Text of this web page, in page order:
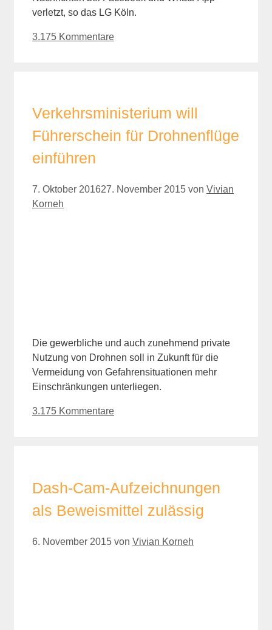
verletzt, so das LG Köln.
3.175 Kommentare
Verkehrsministerium will
Führerschein für Drohnenflüge
einführen
7. Oktober 201627. November 2015 von Vivian
Korneh
Die gewerbliche und auch zunehmend private
Nutzung von Drohnen soll in Zukunft für die
Vermeidung von Gefahrensituationen mehr
Einschränkungen unterliegen.
3.175 Kommentare
Dash-Cam-Aufzeichnungen
als Beweismittel zulässig
6. November 2015 von Vivian Korneh